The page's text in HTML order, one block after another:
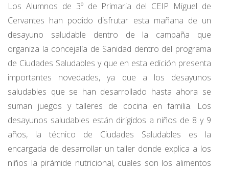
Los Alumnos de 3º de Primaria del CEIP Miguel de
Cervantes han podido disfrutar esta mañana de un
desayuno saludable dentro de la campaña que
organiza la concejalía de Sanidad dentro del programa
de Ciudades Saludables y que en esta edición presenta
importantes novedades, ya que a los desayunos
saludables que se han desarrollado hasta ahora se
suman juegos y talleres de cocina en familia. Los
desayunos saludables están dirigidos a niños de 8 y 9
años, la técnico de Ciudades Saludables es la
encargada de desarrollar un taller donde explica a los
niños la pirámide nutricional, cuales son los alimentos